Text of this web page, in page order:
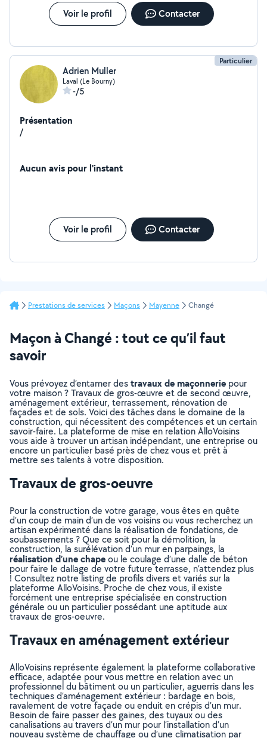
Voir le profil Contacter
Particulier
Adrien Muller
Laval (Le Bourny)
-/5
Présentation
/
Aucun avis pour l'instant
Voir le profil Contacter
Prestations de services Maçons Mayenne Changé
Maçon à Changé : tout ce qu’il faut
savoir
Vous prévoyez d’entamer destravaux de maçonnerie pour
votre maison ? Travaux de gros-œuvre et de second œuvre,
aménagement extérieur, terrassement, rénovation de
façades et de sols. Voici des tâches dans le domaine de la
construction, qui nécessitent des compétences et un certain
savoir-faire. La plateforme de mise en relation AlloVoisins
vous aide à trouver un artisan indépendant, une entreprise ou
encore un particulier basé près de chez vous et prêt à
mettre ses talents à votre disposition.
Travaux de gros-oeuvre
Pour la construction de votre garage, vous êtes en quête
d’un coup de main d’un de vos voisins ou vous recherchez un
artisan expérimenté dans la réalisation de fondations, de
soubassements ? Que ce soit pour la démolition, la
construction, la surélévation d’un mur en parpaings, la
réalisation d’une chapeou le coulage d’une dalle de béton
pour faire le dallage de votre future terrasse, n’attendez plus
! Consultez notre listing de profils divers et variés sur la
plateforme AlloVoisins. Proche de chez vous, il existe
forcément une entreprise spécialisée en construction
générale ou un particulier possédant une aptitude aux
travaux de gros-oeuvre.
Travaux en aménagement extérieur
AlloVoisins représente également la plateforme collaborative
efficace, adaptée pour vous mettre en relation avec un
professionnel du bâtiment ou un particulier, aguerris dans les
techniques d’aménagement extérieur : bardage en bois,
ravalement de votre façade ou enduit en crépis d’un mur.
Besoin de faire passer des gaines, des tuyaux ou des
canalisations au travers d’un mur pour l’installation d’un
nouveau système de chauffage ou d’une climatisation par